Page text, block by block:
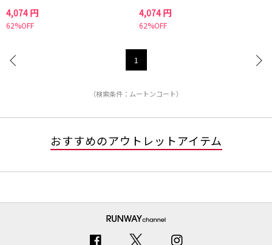
4,074 円
62%OFF
4,074 円
62%OFF
1
（検索条件：ムートンコート）
おすすめのアウトレットアイテム